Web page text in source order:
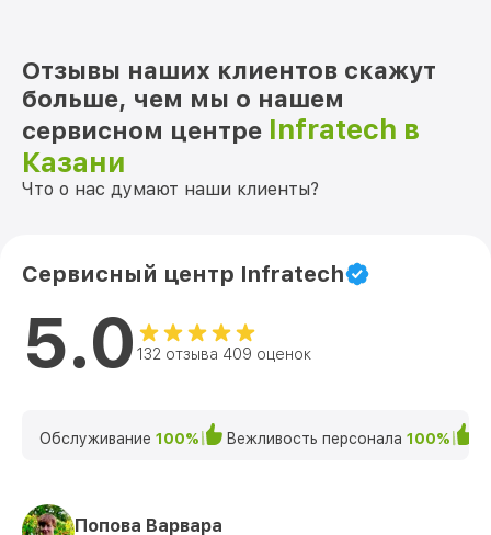
Отзывы наших клиентов скажут
больше, чем мы о нашем
сервисном центре Infratech в
Казани
Что о нас думают наши клиенты?
Сервисный центр Infratech
5.0 132 отзыва 409 оценок
Обслуживание 100% Вежливость персонала 100%
Попова Варвара